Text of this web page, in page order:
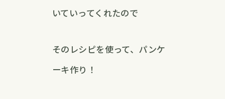
いていってくれたので
そのレシピを使って、パンケ
ーキ作り！